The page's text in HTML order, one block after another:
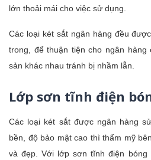
lớn thoải mái cho việc sử dụng.
Các loại két sắt ngân hàng đều
trong, để thuận tiện cho ngân
sản khác nhau tránh bị nhầm lẫn.
Lớp sơn tĩnh điện
Các loại két sắt được ngân hàng
bền, độ bảo mật cao thì thẩm mỹ
và đẹp. Với lớp sơn tĩnh điện bóng